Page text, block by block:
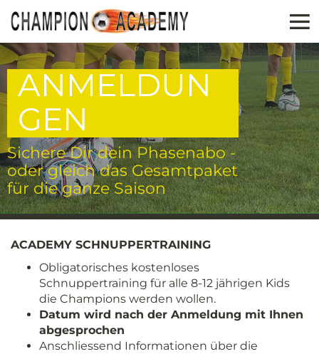
ANMELDUN
GEN
Sichere Dir dein Phasenabo -
oder gleich das Gesamtpaket
für die ganze Saison
ACADEMY SCHNUPPERTRAINING
Obligatorisches kostenloses
Schnuppertraining für alle 8-12 jährigen Kids
die Champions werden wollen.
Datum wird nach der Anmeldung mit Ihnen
abgesprochen
Anschliessend Informationen über die